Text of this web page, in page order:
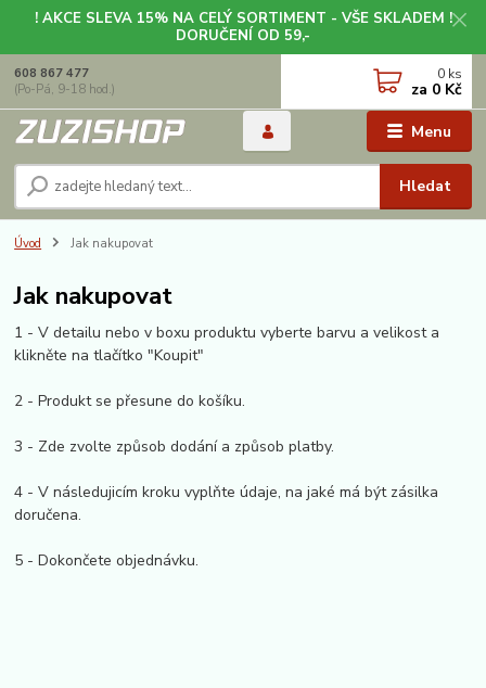
! AKCE SLEVA 15% NA CELÝ SORTIMENT - VŠE SKLADEM !
DORUČENÍ OD 59,-
Menu
Hledat
608 867 477
(Po-Pá, 9-18 hod.)
0 ks
za 0 Kč
Úvod Jak nakupovat
Jak nakupovat
1 - V detailu nebo v boxu produktu vyberte barvu a velikost a
klikněte na tlačítko "Koupit"
2 - Produkt se přesune do košíku.
3 - Zde zvolte způsob dodání a způsob platby.
4 - V následujicím kroku vyplňte údaje, na jaké má být zásilka
doručena.
5 - Dokončete objednávku.